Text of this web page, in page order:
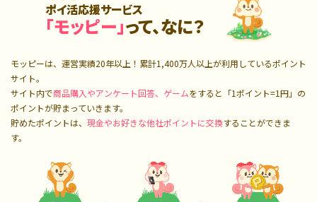
ポイ活応援サービス
「モッピー」って、なに？
モッピーは、運営実績20年以上！累計1,400万人以上が利用しているポイント
サイト。
サイト内で商品購入やアンケート回答、ゲームをすると「1ポイント=1円」の
ポイントが貯まっていきます。
貯めたポイントは、 現金やお好きな他社ポイントに交換することができま
す。